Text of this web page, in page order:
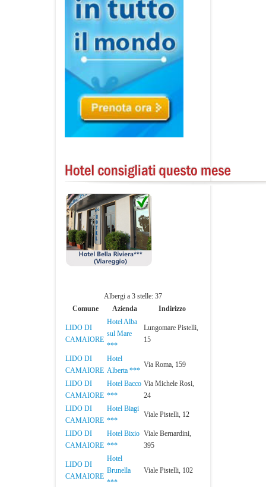
Albergi a 3 stelle: 37
Comune
Azienda Indirizzo
LIDO DI
CAMAIORE
Hotel Alba
sul Mare
***
Lungomare Pistelli,
15
LIDO DI
CAMAIORE
Hotel
Alberta ***
Via Roma, 159
LIDO DI
CAMAIORE
Hotel Bacco
***
Via Michele Rosi,
24
LIDO DI
CAMAIORE
Hotel Biagi
***
Viale Pistelli, 12
LIDO DI
CAMAIORE
Hotel Bixio
***
Viale Bernardini,
395
LIDO DI
CAMAIORE
Hotel
Brunella
***
Viale Pistelli, 102